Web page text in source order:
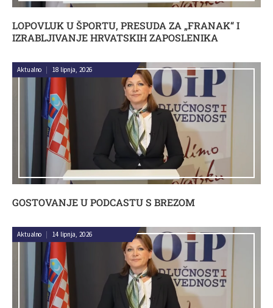
LOPOVLUK U ŠPORTU, PRESUDA ZA „FRANAK“ I
IZRABLJIVANJE HRVATSKIH ZAPOSLENIKA
GOSTOVANJE U PODCASTU S BREZOM
Aktualno | 18 lipnja, 2026
Aktualno | 14 lipnja, 2026